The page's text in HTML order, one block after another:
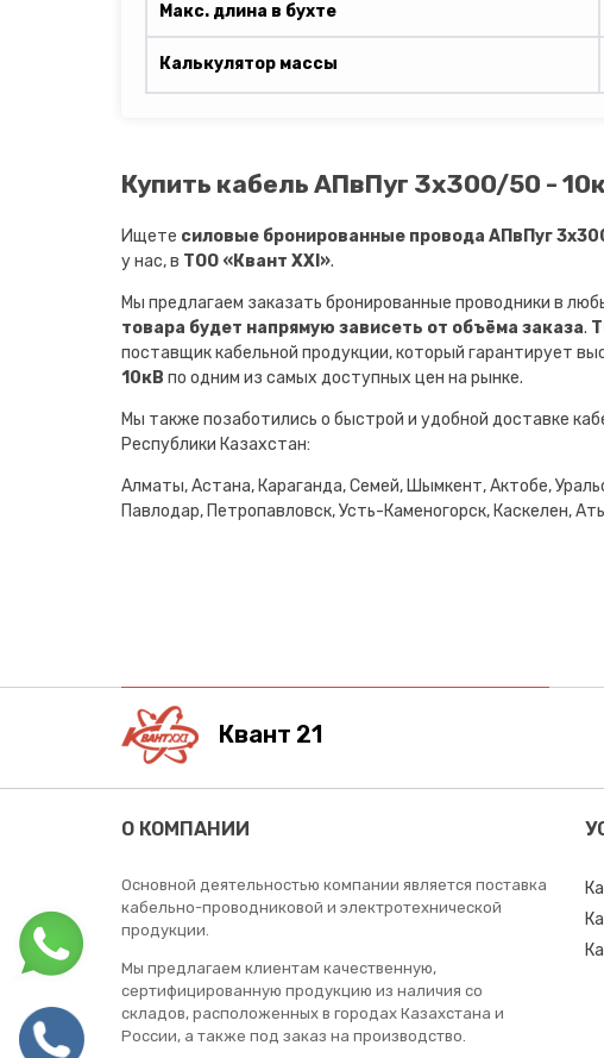
Макс. длина в бухте
Калькулятор массы
Купить кабель АПвПуг 3х300/50 -
Ищете силовые бронированные провода АПвПуг
у нас, в ТОО «Квант XXI».
Мы предлагаем заказать бронированные проводники в
товара будет напрямую зависеть от объёма заказа.
поставщик кабельной продукции, который гарантирует
10кВ по одним из самых доступных цен на рынке.
Мы также позаботились о быстрой и удобной доставке
Республики Казахстан:
Алматы, Астана, Караганда, Семей, Шымкент, Актобе,
Павлодар, Петропавловск, Усть-Каменогорск, Каскелен,
Квант 21
О КОМПАНИИ
Основной деятельностью компании является поставка
кабельно-проводниковой и электротехнической
продукции.
Мы предлагаем клиентам качественную,
сертифицированную продукцию из наличия со
складов, расположенных в городах Казахстана и
России, а также под заказ на производство.